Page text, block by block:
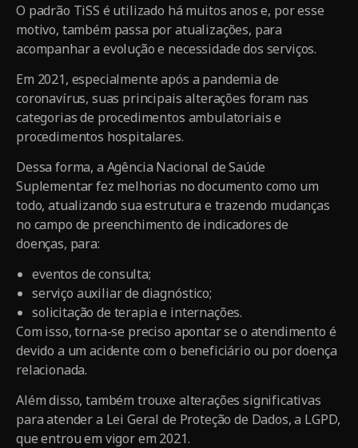
O padrão TiSS é utilizado há muitos anos e, por esse
motivo, também passa por atualizações, para
acompanhar a evolução e necessidade dos serviços.
Em 2021, especialmente após a pandemia de
coronavírus, suas principais alterações foram nas
categorias de procedimentos ambulatoriais e
procedimentos hospitalares.
Dessa forma, a Agência Nacional de Saúde
Suplementar fez melhorias no documento como um
todo, atualizando sua estrutura e trazendo mudanças
no campo de preenchimento de indicadores de
doenças, para:
eventos de consulta;
serviço auxiliar de diagnóstico;
solicitação de terapia e internações.
Com isso, torna-se preciso apontar se o atendimento é
devido a um acidente com o beneficiário ou por doença
relacionada.
Além disso, também trouxe alterações significativas
para atender a Lei Geral de Proteção de Dados, a LGPD,
que entrou em vigor em 2021.